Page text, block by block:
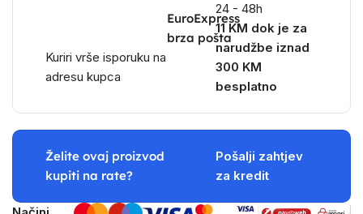
EuroExpress
brza pošta
Kuriri vrše isporuku na
adresu kupca
24 - 48h
11 KM dok je za
narudžbe iznad
300 KM
besplatno
Želite ovaj proizvod
kupiti na rate?
Pošalji zahtjev
za kredit